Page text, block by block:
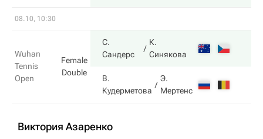
08.10, 10:30
Wuhan
Tennis
Open
Female
Double
С.
Сандерс
К.
Синякова
В.
Кудерметова
Э.
Мертенс
Виктория Азаренко